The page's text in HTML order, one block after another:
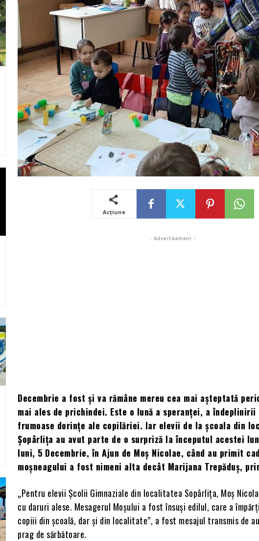
Acțiune
- Advertisement -
Decembrie a fost și va rămâne mereu cea mai așteptată
mai ales de prichindei. Este o lună a speranței, a îndeplinirii
frumoase dorințe ale copilăriei. Iar elevii de la școala din
Șopârlița au avut parte de o surpriză la începutul acestei
luni, 5 Decembrie, în Ajun de Moș Nicolae, când au primit
moșneagului a fost nimeni alta decât Marijana Trepăduș,
„Pentru elevii Școlii Gimnaziale din localitatea Sopârlița, Moș
cu daruri alese. Mesagerul Moșului a fost însuși edilul, care a
copiii din școală, dar și din localitate”, a fost mesajul transmis de
prag de sărbătoare.